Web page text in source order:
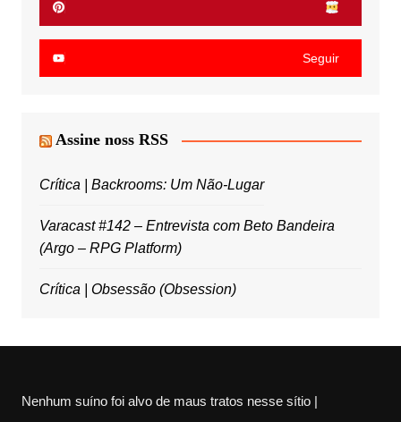
Seguir
Assine noss RSS
Crítica | Backrooms: Um Não-Lugar
Varacast #142 – Entrevista com Beto Bandeira
(Argo – RPG Platform)
Crítica | Obsessão (Obsession)
Nenhum suíno foi alvo de maus tratos nesse sítio |